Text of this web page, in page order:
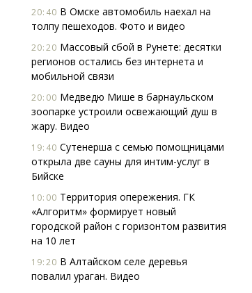
20:40 В Омске автомобиль наехал на
толпу пешеходов. Фото и видео
20:20 Массовый сбой в Рунете: десятки
регионов остались без интернета и
мобильной связи
20:00 Медведю Мише в барнаульском
зоопарке устроили освежающий душ в
жару. Видео
19:40 Сутенерша с семью помощницами
открыла две сауны для интим-услуг в
Бийске
10:00 Территория опережения. ГК
«Алгоритм» формирует новый
городской район с горизонтом развития
на 10 лет
19:20 В Алтайском селе деревья
повалил ураган. Видео